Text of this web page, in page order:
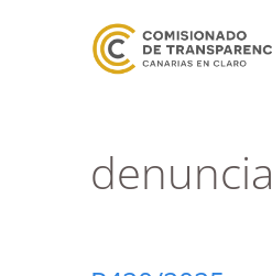
denuncia